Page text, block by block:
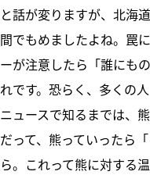
と話が変りますが、北海
間でもめましたよね。罠
ーが注意したら「誰にも
れです。恐らく、多くの
ニュースで知るまでは、
だって、熊っていったら
ら。これって熊に対する